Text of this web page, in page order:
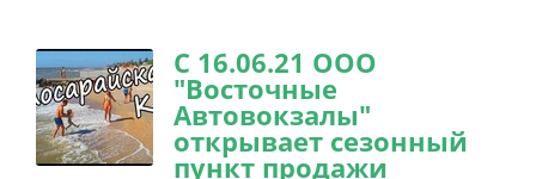
С 16.06.21 ООО
"Восточные
Автовокзалы"
открывает сезонный
пункт продажи